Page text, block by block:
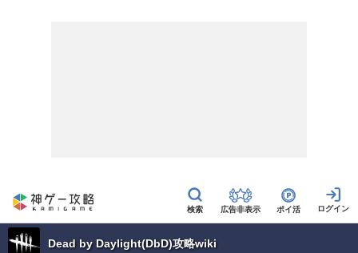
広告非表示 ポイ活
Dead by Daylight(DbD)攻略wiki